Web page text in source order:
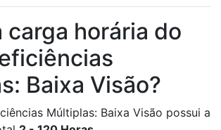
carga horária do
Baixa Visão?
Múltiplas: Baixa Visão possui a